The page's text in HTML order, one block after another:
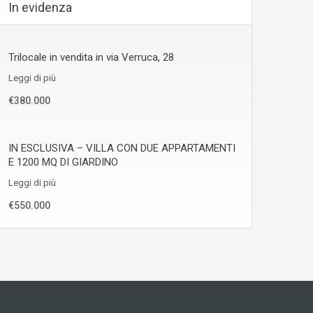
In evidenza
Trilocale in vendita in via Verruca, 28
Leggi di più
€380.000
IN ESCLUSIVA – VILLA CON DUE APPARTAMENTI
E 1200 MQ DI GIARDINO
Leggi di più
€550.000